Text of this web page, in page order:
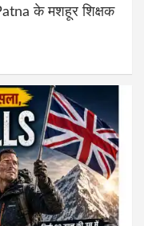
के मशहूर शिक्षक